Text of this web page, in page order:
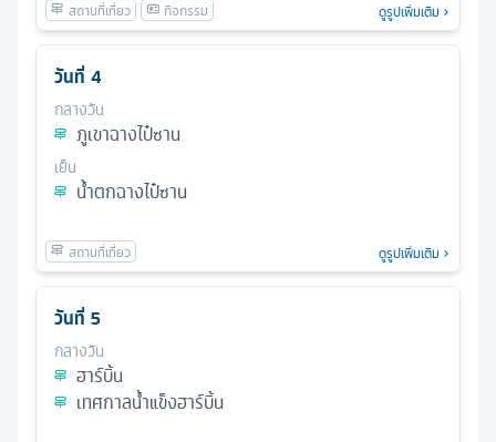
ดูรูปเพิ่มเติม
วันที่ 4
กลางวัน
ภูเขาฉางไป๋ซาน
เย็น
น้ำตกฉางไป๋ซาน
ดูรูปเพิ่มเติม
วันที่ 5
กลางวัน
ฮาร์บิ้น
เทศกาลน้ำแข็งฮาร์บิ้น